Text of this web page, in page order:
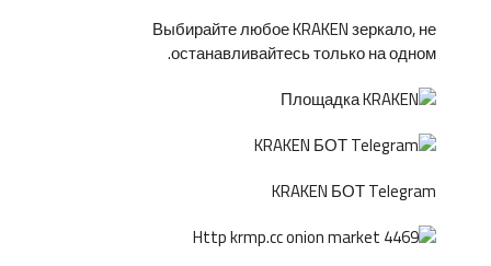
Выбирайте любое KRAKEN зеркало, не
останавливайтесь только на одном.
KRAKEN БОТ Telegram